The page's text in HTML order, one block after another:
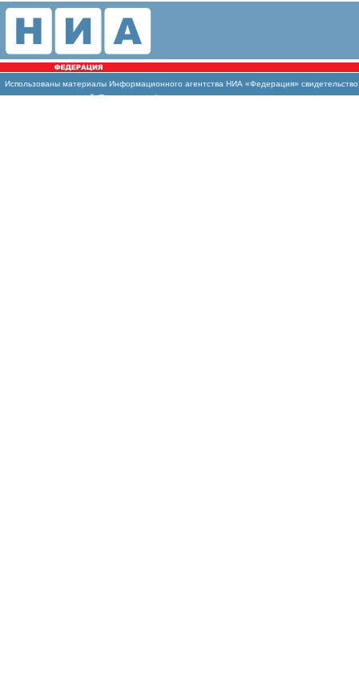
Использованы материалы Информационного агентства НИА «Федерация»
массовых коммуникаций (Роскомнадзор)